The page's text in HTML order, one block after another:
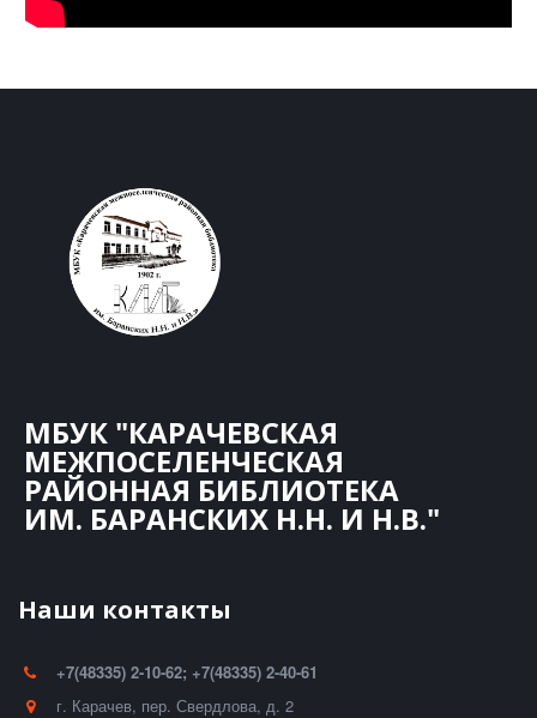
МБУК "КАРАЧЕВСКАЯ
МЕЖПОСЕЛЕНЧЕСКАЯ
РАЙОННАЯ БИБЛИОТЕКА
ИМ. БАРАНСКИХ Н.Н. И Н.В."
Наши контакты
+7(48335) 2-10-62; +7(48335) 2-40-61
г. Карачев, пер. Свердлова, д. 2